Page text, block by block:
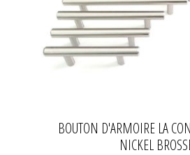
BOUTON D'ARMOIRE LA
NICKEL